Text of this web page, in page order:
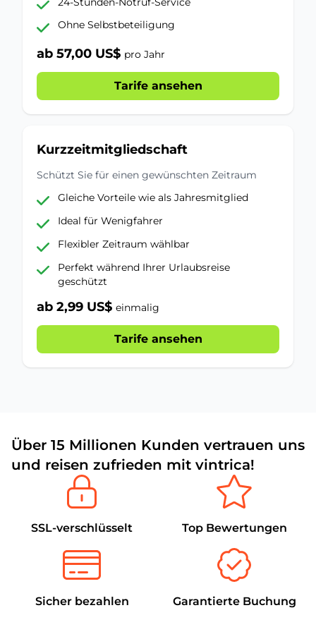
Ohne Selbstbeteiligung
ab 57,00 US$ pro Jahr
Tarife ansehen
Kurzzeitmitgliedschaft
Schützt Sie für einen gewünschten Zeitraum
Gleiche Vorteile wie als Jahresmitglied
Ideal für Wenigfahrer
Flexibler Zeitraum wählbar
Perfekt während Ihrer Urlaubsreise
geschützt
ab 2,99 US$ einmalig
Tarife ansehen
Über 15 Millionen Kunden vertrauen uns
und reisen zufrieden mit vintrica!
SSL-verschlüsselt Top Bewertungen
Sicher bezahlen Garantierte Buchung